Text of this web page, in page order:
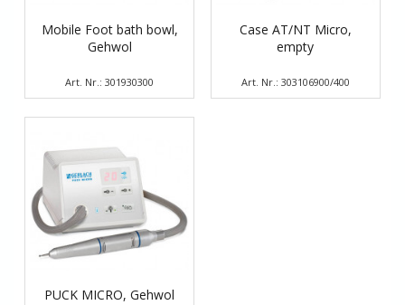
Mobile Foot bath bowl,
Gehwol
Art. Nr.: 301930300
Case AT/NT Micro,
empty
Art. Nr.: 303106900/400
PUCK MICRO, Gehwol